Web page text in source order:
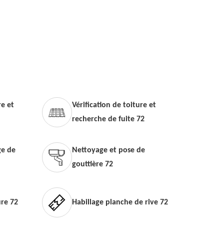
et
Vérification de toiture et
recherche de fuite 72
de
Nettoyage et pose de
gouttière 72
72 Habillage planche de rive 72